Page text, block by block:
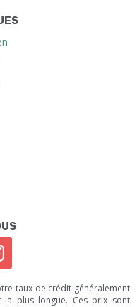
taux de crédit généralement
la plus longue. Ces prix sont